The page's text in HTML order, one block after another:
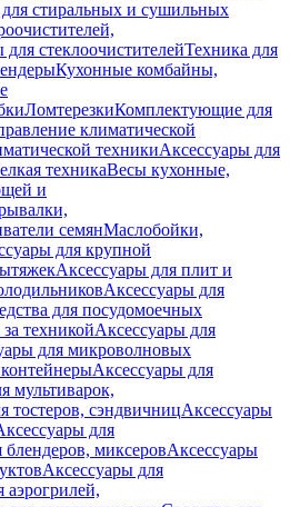
стиральных и сушильных
для стеклоочистителейТехника для
Кухонные комбайны,
ЛомтерезкиКомплектующие для
климатической
техникиАксессуары для
техникаВесы кухонные,
и
семянМаслобойки,
для крупной
Аксессуары для плит и
Аксессуары для
для посудомоечных
техникойАксессуары для
для микроволновых
Аксессуары для
мультиварок,
тостеров, сэндвичницАксессуары
для
блендеров, миксеровАксессуары
Аксессуары для
аэрогрилей,